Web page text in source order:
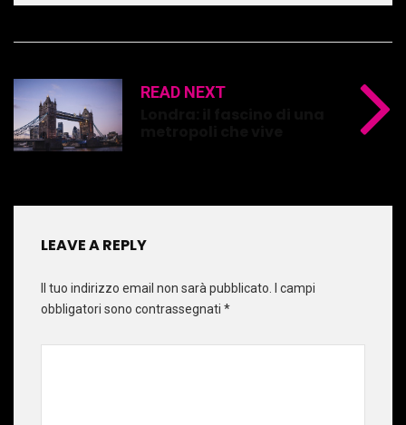
READ NEXT
LEAVE A REPLY
Il tuo indirizzo email non sarà pubblicato.
I campi
obbligatori sono contrassegnati *